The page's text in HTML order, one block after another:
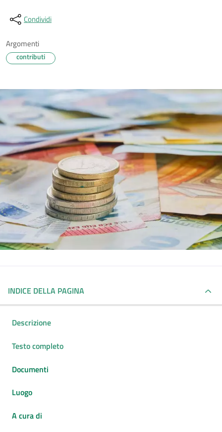
Condividi
Argomenti
contributi
INDICE DELLA PAGINA
Descrizione
Testo completo
Documenti
Luogo
A cura di